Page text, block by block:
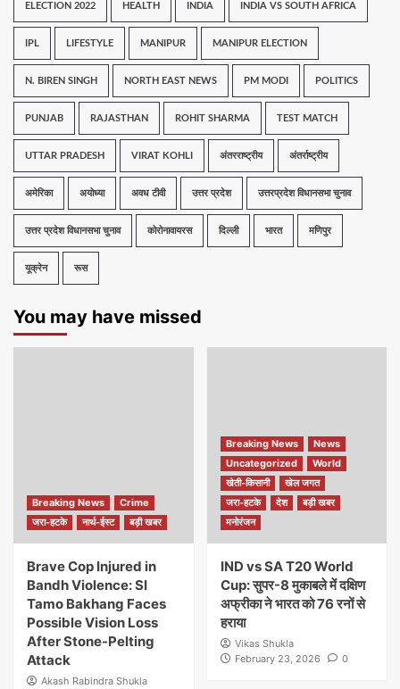
ELECTION 2022 HEALTH INDIA INDIA VS SOUTH AFRICA
IPL LIFESTYLE MANIPUR MANIPUR ELECTION
N. BIREN SINGH NORTH EAST NEWS PM MODI POLITICS
PUNJAB RAJASTHAN ROHIT SHARMA TEST MATCH
UTTAR PRADESH VIRAT KOHLI अंतरराष्ट्रीय अंतर्राष्ट्रीय
अमेरिका अयोध्या अवध टीवी उत्तर प्रदेश उत्तरप्रदेश विधानसभा चुनाव
उत्तर प्रदेश विधानसभा चुनाव कोरोनावायरस दिल्ली भारत मणिपुर
यूक्रेन रूस
You may have missed
Breaking News
Crime
जरा-हटके
नार्थ-ईस्ट बड़ी खबर
Brave Cop Injured in
Bandh Violence: SI
Tamo Bakhang Faces
Possible Vision Loss
After Stone-Pelting
Attack
Akash Rabindra Shukla
Breaking News
News
Uncategorized
World
खेती-किसानी
खेल जगत
जरा-हटके
देश
बड़ी खबर
मनोरंजन
IND vs SA T20 World
Cup: सुपर-8 मुकाबले में दक्षिण
अफ्रीका ने भारत को 76 रनों से
हराया
Vikas Shukla
February 23, 2026
0